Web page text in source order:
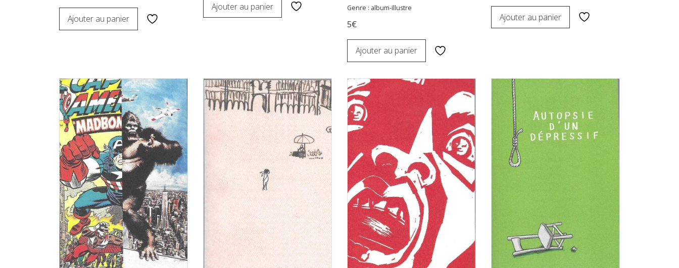
Ajouter au panier
Ajouter au panier Genre : album-illustre
5€
Ajouter au panier
Ajouter au panier